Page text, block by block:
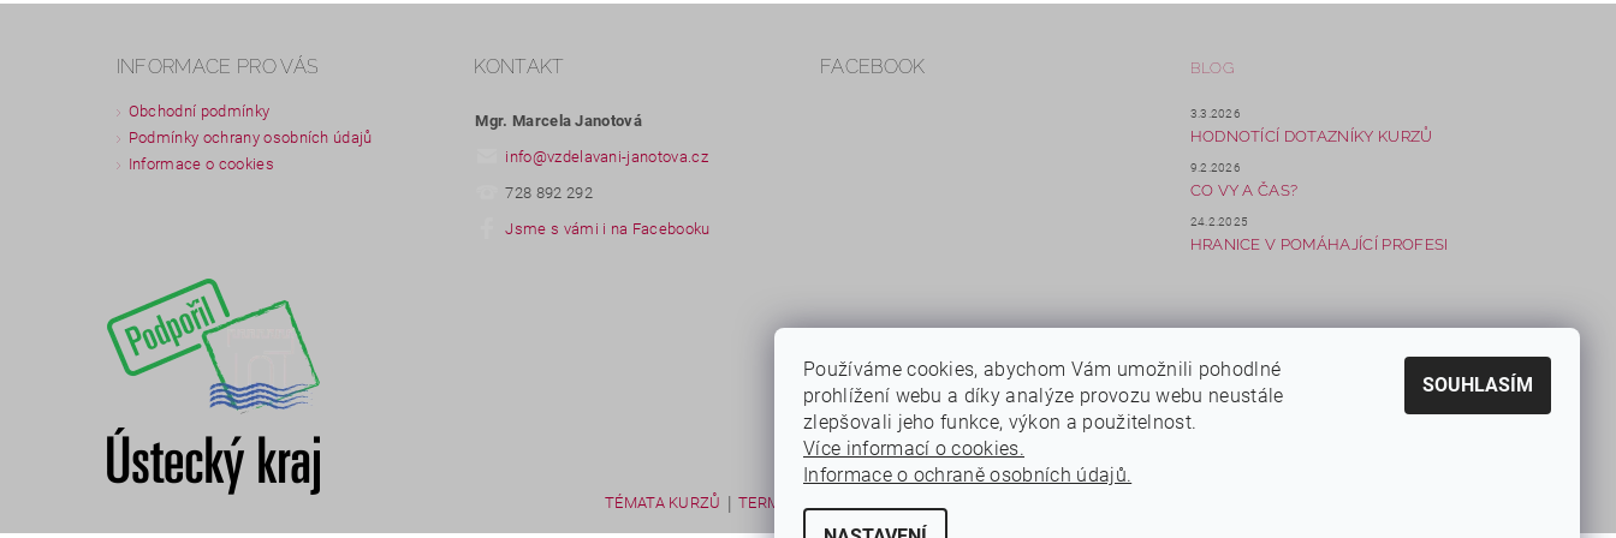
INFORMACE PRO VÁS
Obchodní podmínky
Podmínky ochrany osobních údajů
Informace o cookies
KONTAKT
Mgr. Marcela Janotová
info@vzdelavani-janotova.cz
728 892 292
Jsme s vámi i na Facebooku
FACEBOOK BLOG
3.3.2026
HODNOTÍCÍ DOTAZNÍKY KURZŮ
9.2.2026
CO VY A ČAS?
24.2.2025
HRANICE V POMÁHAJÍCÍ PROFESI
TÉMATA KURZŮ | TERMÍNY KURZŮ |
Používáme cookies, abychom Vám umožnili pohodlné
prohlížení webu a díky analýze provozu webu neustále
zlepšovali jeho funkce, výkon a použitelnost.
Více informací o cookies.
Informace o ochraně osobních údajů.
SOUHLASÍM